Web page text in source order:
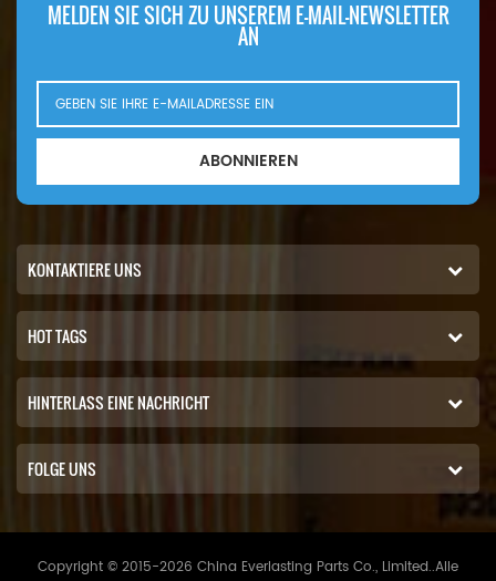
MELDEN SIE SICH ZU UNSEREM E-MAIL-NEWSLETTER
AN
ABONNIEREN
KONTAKTIERE UNS
HOT TAGS
HINTERLASS EINE NACHRICHT
FOLGE UNS
Copyright © 2015-2026 China Everlasting Parts Co., Limited..Alle